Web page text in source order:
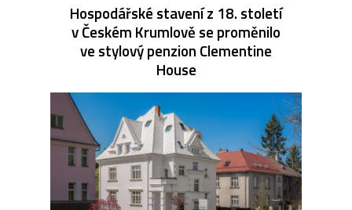
Hospodářské stavení z 18. století
v Českém Krumlově se proměnilo
ve stylový penzion Clementine
House